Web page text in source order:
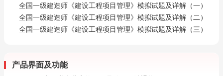
全国一级建造师《建设工程项目管理》模拟试题及详解（一）
全国一级建造师《建设工程项目管理》模拟试题及详解（二）
全国一级建造师《建设工程项目管理》模拟试题及详解（三）
产品界面及功能